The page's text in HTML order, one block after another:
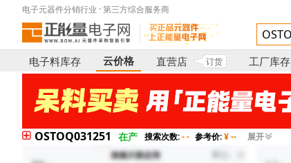
电子元器件分销行业 · 第三方综合服务商
电子料库存 云价格 直营店 订货 工厂库存
OSTOQ031251 在产 搜索次数:- - 参考价:¥ -- 展开